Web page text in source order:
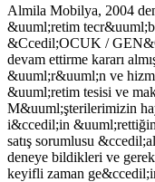
Almila Mobilya, 2004
&uuml;retim
&Ccedil;OCUK /
devam ettirme kararı
&uuml;r&uuml;n ve
&uuml;retim tesisi ve
M&uuml;şterilerimizin
i&ccedil;in
satış sorumlusu
deneye bildikleri ve
keyifli zaman